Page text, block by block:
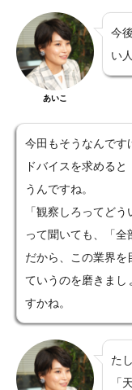
あいこ
今
い
今田もそうなんです
ドバイスを求める
うんですね。
「観察しろってどう
って聞いても、「全
だから、この業界を
ていうのを磨きまし
すかね。
た
「